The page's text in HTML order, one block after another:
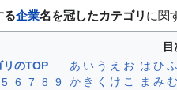
る企業名を冠したカテゴリ に関
リのTOP
5 6 7 8
9
あ い う え お
か き く け こ
は ひ ふ
ま み む